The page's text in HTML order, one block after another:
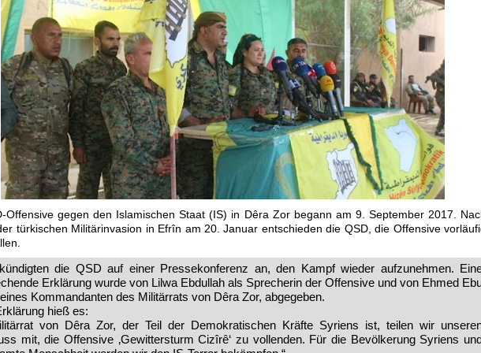
Offensive gegen den Islamischen Staat (IS) in Dêra Zor begann am 9. September 2017.
türkischen Militärinvasion in Efrîn am 20. Januar entschieden die QSD, die Offensive
die QSD auf einer Pressekonferenz an, den Kampf wieder aufzunehmen.
Erklärung wurde von Lilwa Ebdullah als Sprecherin der Offensive und von Ehmed
Kommandanten des Militärrats von Dêra Zor, abgegeben.
hieß es:
von Dêra Zor, der Teil der Demokratischen Kräfte Syriens ist, teilen wir
mit, die Offensive ‚Gewittersturm Cizîrê‘ zu vollenden. Für die Bevölkerung Syriens